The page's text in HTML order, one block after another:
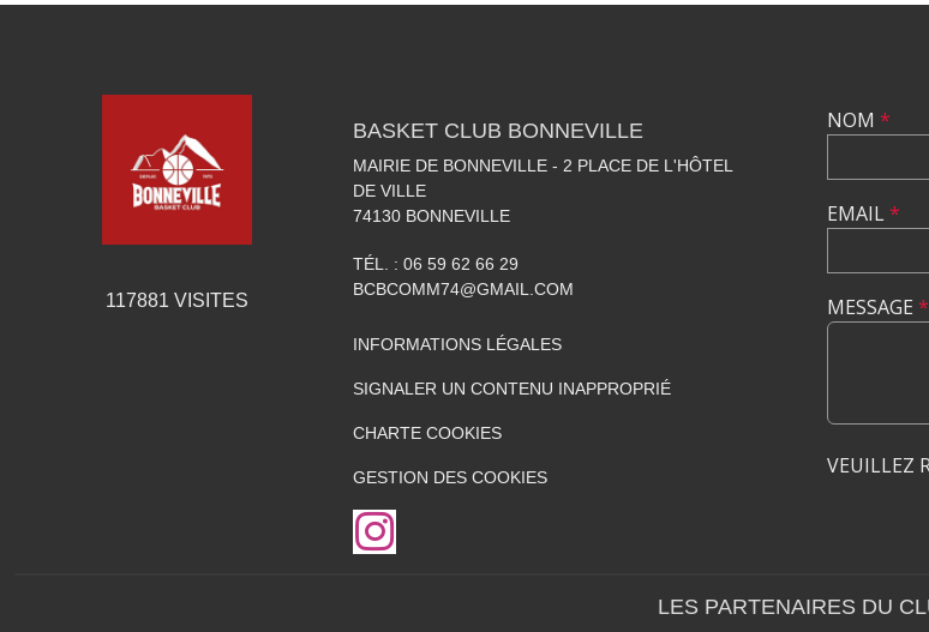
117881 VISITES
BASKET CLUB BONNEVILLE
MAIRIE DE BONNEVILLE - 2 PLACE DE L'HÔTEL
DE VILLE
74130 BONNEVILLE
TÉL. : 06 59 62 66 29
BCBCOMM74@GMAIL.COM
INFORMATIONS LÉGALES
SIGNALER UN CONTENU INAPPROPRIÉ
CHARTE COOKIES
GESTION DES COOKIES
NOM *
EMAIL*
MESSAGE *
VEUILLEZ
LES PARTENAIRES DU